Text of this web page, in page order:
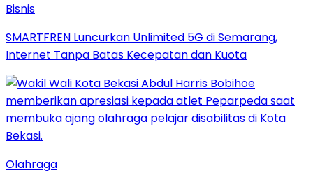
Bisnis
SMARTFREN Luncurkan Unlimited 5G di Semarang,
Internet Tanpa Batas Kecepatan dan Kuota
Olahraga